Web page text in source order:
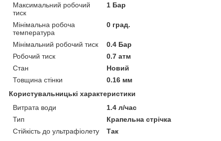
Максимальний робочий
тиск
1 Бар
Мінімальна робоча
температура
0 град.
Мінімальний робочий тиск
0.4 Бар
Робочий тиск
0.7 атм
Стан
Новий
Товщина стінки
0.16 мм
Користувальницькі характеристики
Витрата води
1.4 л/час
Тип
Крапельна стрічка
Стійкість до ультрафіолету
Так